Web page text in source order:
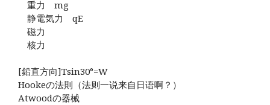
重力 mg
静電気力 qE
磁力
核力
[鉛直方向]Tsin30°=W
Hookeの法則（法则一说来自日语啊？）
Atwoodの器械